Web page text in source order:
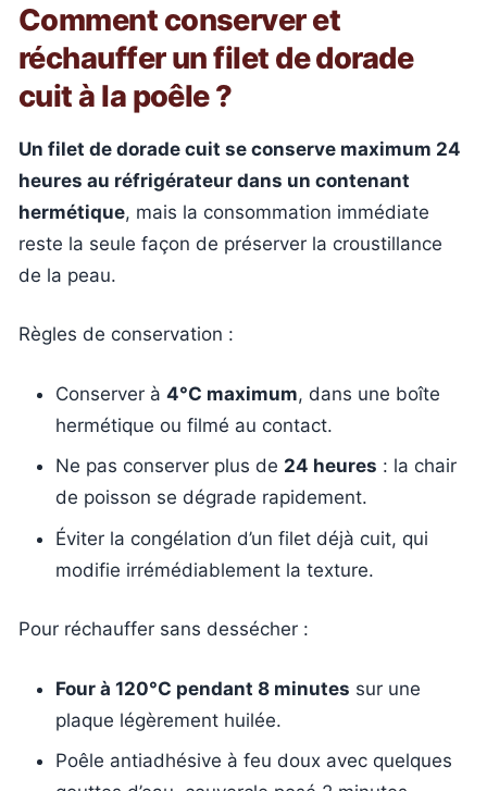
Comment conserver et
réchauffer un filet de dorade
cuit à la poêle ?
Un filet de dorade cuit se conserve maximum 24
heures au réfrigérateur dans un contenant
hermétique, mais la consommation immédiate
reste la seule façon de préserver la croustillance
de la peau.
Règles de conservation :
Conserver à 4°C maximum, dans une boîte
hermétique ou filmé au contact.
Ne pas conserver plus de 24 heures : la chair
de poisson se dégrade rapidement.
Éviter la congélation d’un filet déjà cuit, qui
modifie irrémédiablement la texture.
Pour réchauffer sans dessécher :
Four à 120°C pendant 8 minutes sur une
plaque légèrement huilée.
Poêle antiadhésive à feu doux avec quelques